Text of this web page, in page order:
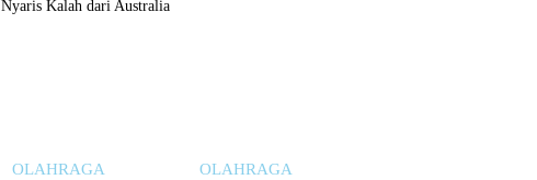
OLAHRAGA OLAHRAGA